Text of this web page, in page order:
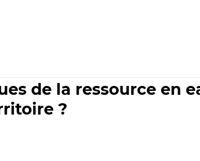
de la ressource en
?